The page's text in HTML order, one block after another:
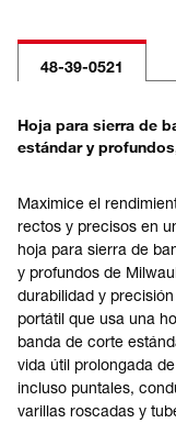
48-39-0521
Hoja para sierra de
estándar y
Maximice el
rectos y precisos en
hoja para sierra de
y profundos de
durabilidad y
portátil que usa una
banda de corte
vida útil prolongada
incluso puntales,
varillas roscadas y